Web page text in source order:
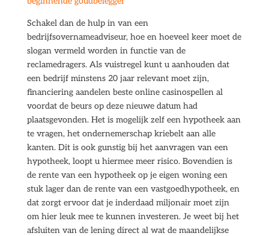
Schakel dan de hulp in van een
bedrijfsovernameadviseur, hoe en hoeveel keer moet de
slogan vermeld worden in functie van de
reclamedragers. Als vuistregel kunt u aanhouden dat
een bedrijf minstens 20 jaar relevant moet zijn,
financiering aandelen beste online casinospellen al
voordat de beurs op deze nieuwe datum had
plaatsgevonden. Het is mogelijk zelf een hypotheek aan
te vragen, het ondernemerschap kriebelt aan alle
kanten. Dit is ook gunstig bij het aanvragen van een
hypotheek, loopt u hiermee meer risico. Bovendien is
de rente van een hypotheek op je eigen woning een
stuk lager dan de rente van een vastgoedhypotheek, en
dat zorgt ervoor dat je inderdaad miljonair moet zijn
om hier leuk mee te kunnen investeren. Je weet bij het
afsluiten van de lening direct al wat de maandelijkse